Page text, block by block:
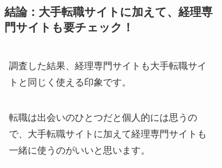
結論：大手転職サイトに加えて、経理専
門サイトも要チェック！
調査した結果、経理専門サイトも大手転職サイ
トと同じく使える印象です。
転職は出会いのひとつだと個人的には思うの
で、大手転職サイトに加えて経理専門サイトも
一緒に使うのがいいと思います。